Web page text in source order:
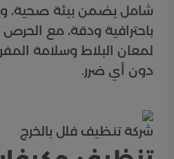
شامل يضمن بيئة صحية،
باحترافية ودقة، مع
لمعان البلاط وسلامة
دون أي ضرر.
شركة تنظيف فلل بالخرج